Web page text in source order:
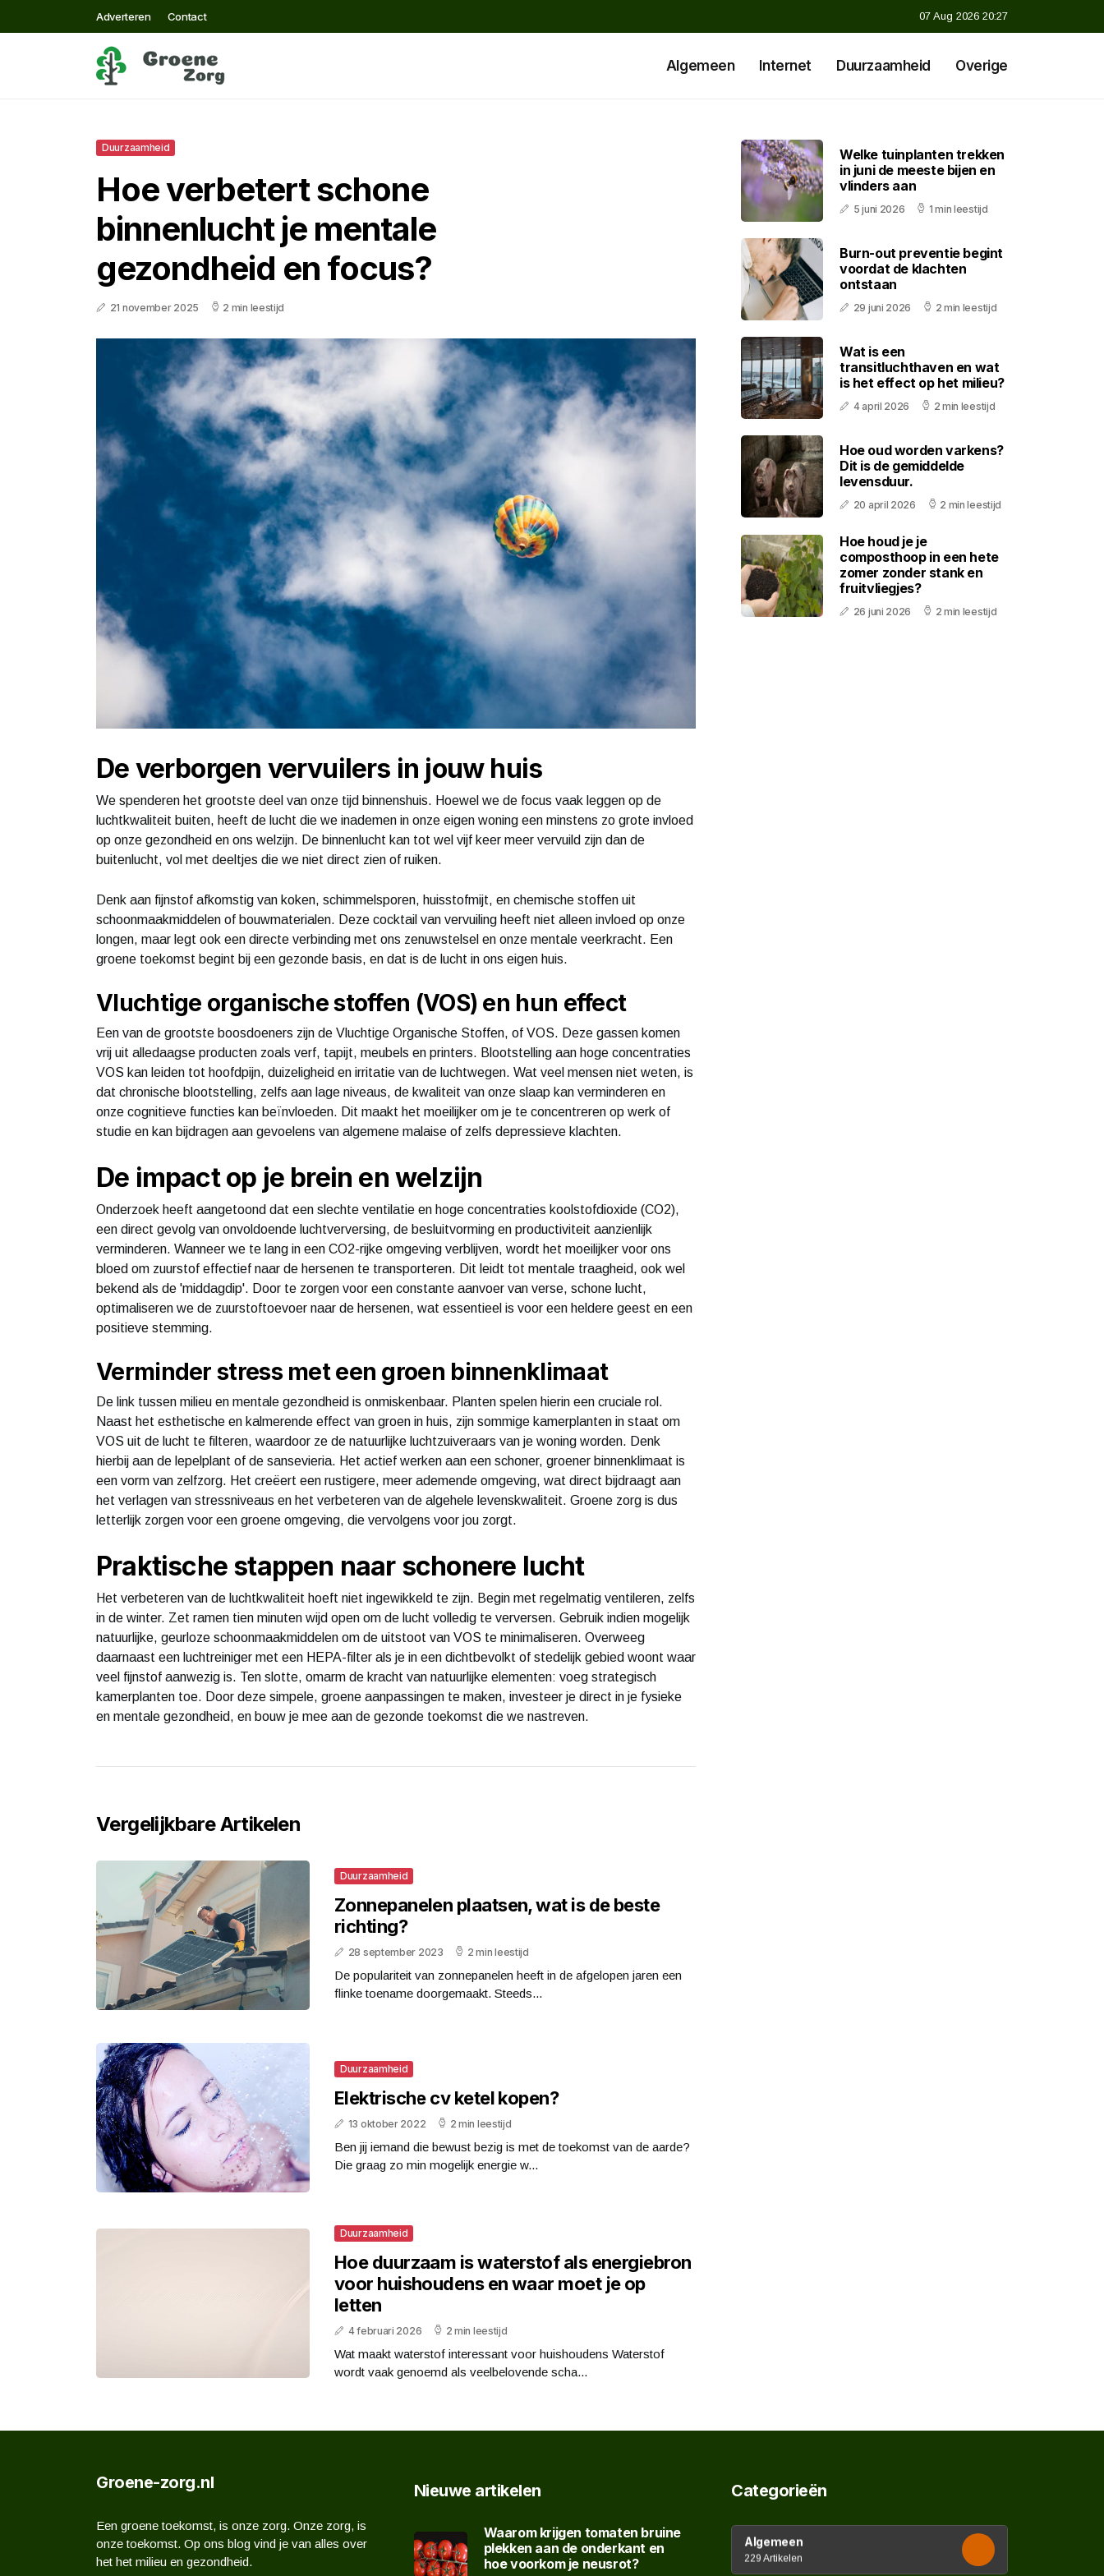
Adverteren Contact 07 Aug 2026 20:27
Algemeen Internet Duurzaamheid Overige
Duurzaamheid
Hoe verbetert schone
binnenlucht je mentale
gezondheid en focus?
21 november 2025 2 min leestijd
De verborgen vervuilers in jouw huis
We spenderen het grootste deel van onze tijd binnenshuis. Hoewel we de focus vaak leggen op de
luchtkwaliteit buiten, heeft de lucht die we inademen in onze eigen woning een minstens zo grote invloed
op onze gezondheid en ons welzijn. De binnenlucht kan tot wel vijf keer meer vervuild zijn dan de
buitenlucht, vol met deeltjes die we niet direct zien of ruiken.
Denk aan fijnstof afkomstig van koken, schimmelsporen, huisstofmijt, en chemische stoffen uit
schoonmaakmiddelen of bouwmaterialen. Deze cocktail van vervuiling heeft niet alleen invloed op onze
longen, maar legt ook een directe verbinding met ons zenuwstelsel en onze mentale veerkracht. Een
groene toekomst begint bij een gezonde basis, en dat is de lucht in ons eigen huis.
Vluchtige organische stoffen (VOS) en hun effect
Een van de grootste boosdoeners zijn de Vluchtige Organische Stoffen, of VOS. Deze gassen komen
vrij uit alledaagse producten zoals verf, tapijt, meubels en printers. Blootstelling aan hoge concentraties
VOS kan leiden tot hoofdpijn, duizeligheid en irritatie van de luchtwegen. Wat veel mensen niet weten, is
dat chronische blootstelling, zelfs aan lage niveaus, de kwaliteit van onze slaap kan verminderen en
onze cognitieve functies kan beïnvloeden. Dit maakt het moeilijker om je te concentreren op werk of
studie en kan bijdragen aan gevoelens van algemene malaise of zelfs depressieve klachten.
De impact op je brein en welzijn
Onderzoek heeft aangetoond dat een slechte ventilatie en hoge concentraties koolstofdioxide (CO2),
een direct gevolg van onvoldoende luchtverversing, de besluitvorming en productiviteit aanzienlijk
verminderen. Wanneer we te lang in een CO2-rijke omgeving verblijven, wordt het moeilijker voor ons
bloed om zuurstof effectief naar de hersenen te transporteren. Dit leidt tot mentale traagheid, ook wel
bekend als de 'middagdip'. Door te zorgen voor een constante aanvoer van verse, schone lucht,
optimaliseren we de zuurstoftoevoer naar de hersenen, wat essentieel is voor een heldere geest en een
positieve stemming.
Verminder stress met een groen binnenklimaat
De link tussen milieu en mentale gezondheid is onmiskenbaar. Planten spelen hierin een cruciale rol.
Naast het esthetische en kalmerende effect van groen in huis, zijn sommige kamerplanten in staat om
VOS uit de lucht te filteren, waardoor ze de natuurlijke luchtzuiveraars van je woning worden. Denk
hierbij aan de lepelplant of de sansevieria. Het actief werken aan een schoner, groener binnenklimaat is
een vorm van zelfzorg. Het creëert een rustigere, meer ademende omgeving, wat direct bijdraagt aan
het verlagen van stressniveaus en het verbeteren van de algehele levenskwaliteit. Groene zorg is dus
letterlijk zorgen voor een groene omgeving, die vervolgens voor jou zorgt.
Praktische stappen naar schonere lucht
Het verbeteren van de luchtkwaliteit hoeft niet ingewikkeld te zijn. Begin met regelmatig ventileren, zelfs
in de winter. Zet ramen tien minuten wijd open om de lucht volledig te verversen. Gebruik indien mogelijk
natuurlijke, geurloze schoonmaakmiddelen om de uitstoot van VOS te minimaliseren. Overweeg
daarnaast een luchtreiniger met een HEPA-filter als je in een dichtbevolkt of stedelijk gebied woont waar
veel fijnstof aanwezig is. Ten slotte, omarm de kracht van natuurlijke elementen: voeg strategisch
kamerplanten toe. Door deze simpele, groene aanpassingen te maken, investeer je direct in je fysieke
en mentale gezondheid, en bouw je mee aan de gezonde toekomst die we nastreven.
Vergelijkbare Artikelen
Duurzaamheid
Zonnepanelen plaatsen, wat is de beste
richting?
28 september 2023 2 min leestijd
De populariteit van zonnepanelen heeft in de afgelopen jaren een
flinke toename doorgemaakt. Steeds...
Duurzaamheid
Elektrische cv ketel kopen?
13 oktober 2022 2 min leestijd
Ben jij iemand die bewust bezig is met de toekomst van de aarde?
Die graag zo min mogelijk energie w...
Duurzaamheid
Hoe duurzaam is waterstof als energiebron
voor huishoudens en waar moet je op
letten
4 februari 2026 2 min leestijd
Wat maakt waterstof interessant voor huishoudens Waterstof
wordt vaak genoemd als veelbelovende scha...
Welke tuinplanten trekken
in juni de meeste bijen en
vlinders aan
5 juni 2026 1 min leestijd
Burn-out preventie begint
voordat de klachten
ontstaan
29 juni 2026 2 min leestijd
Wat is een
transitluchthaven en wat
is het effect op het milieu?
4 april 2026 2 min leestijd
Hoe oud worden varkens?
Dit is de gemiddelde
levensduur.
20 april 2026 2 min leestijd
Hoe houd je je
composthoop in een hete
zomer zonder stank en
fruitvliegjes?
26 juni 2026 2 min leestijd
Groene-zorg.nl
Een groene toekomst, is onze zorg. Onze zorg, is
onze toekomst. Op ons blog vind je van alles over
het het milieu en gezondheid.
Nieuwe artikelen
Waarom krijgen tomaten bruine
plekken aan de onderkant en
hoe voorkom je neusrot?
Categorieën
Algemeen
229 Artikelen